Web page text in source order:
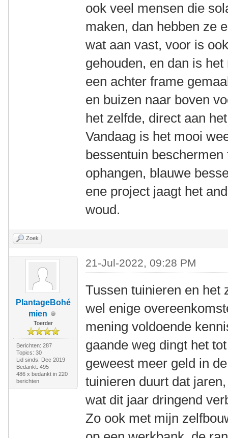
ook veel mensen die
maken, dan hebben ze
wat aan vast, voor is
gehouden, en dan is
een achter frame
en buizen naar boven
het zelfde, direct aan
Vandaag is het mooi
bessentuin
ophangen, blauwe
ene project jaagt het
woud.
Zoek
PlantageBohé
mien
Toerder
Berichten: 287
Topics: 30
Lid sinds: Dec 2019
Bedankt: 495
486 x bedankt in 220
berichten
21-Jul-2022, 09:28 PM
Tussen tuinieren en het
wel enige
mening voldoende
gaande weg dingt het
geweest meer geld in
tuinieren duurt dat
wat dit jaar dringend
Zo ook met mijn